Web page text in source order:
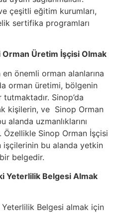
çeşitli eğitim kurumları,
sertifika programları
Üretim İşçisi Olmak
önemli orman alanlarına
orman üretimi, bölgenin
Sinop’da
kişilerin, ve Sinop Orman
alanda uzmanlıklarını
Özellikle Sinop Orman İşçisi
işçilerinin bu alanda yetkin
belgedir.
Yeterlilik Belgesi Almak
Belgesi almak için